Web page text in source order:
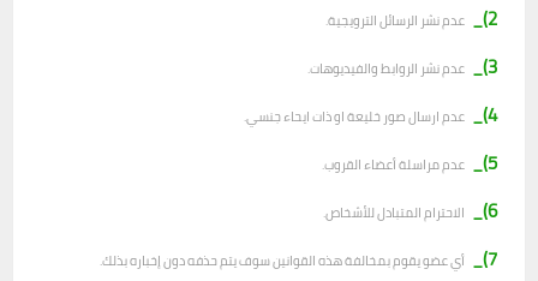
2)_ عدم نشر الرسائل الترويجية.
3)_ عدم نشر الروابط والفيديوهات.
4)_ عدم ارسال صور خليعة او ذات ايحاء جنسي.
5)_ عدم مراسلة أعضاء القروب.
6)_ الاحترام المتبادل للأشخاص.
7)_ أي عضو يقوم بمخالفة هذه القوانين سوف يتم حذفه دون إخباره بذلك.